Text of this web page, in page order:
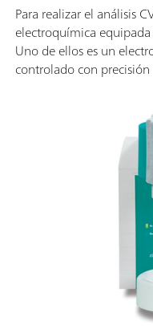
Para realizar el análisis
electroquímica
Uno de ellos es un
controlado con